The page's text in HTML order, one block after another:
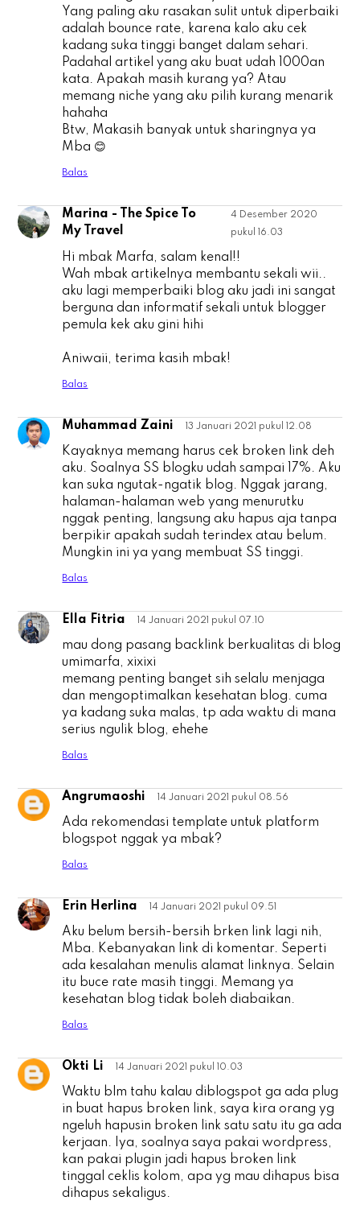
Yang paling aku rasakan sulit untuk diperbaiki
adalah bounce rate, karena kalo aku cek
kadang suka tinggi banget dalam sehari.
Padahal artikel yang aku buat udah 1000an
kata. Apakah masih kurang ya? Atau
memang niche yang aku pilih kurang menarik
hahaha
Btw, Makasih banyak untuk sharingnya ya
Mba 😊
Balas
M
Marina - The Spice To
My Travel
4 Desember 2020
pukul 16.03
Hi mbak Marfa, salam kenal!!
Wah mbak artikelnya membantu sekali wii..
aku lagi memperbaiki blog aku jadi ini sangat
berguna dan informatif sekali untuk blogger
pemula kek aku gini hihi
Aniwaii, terima kasih mbak!
Balas
M Muhammad Zaini 13 Januari 2021 pukul 12.08
Kayaknya memang harus cek broken link deh
aku. Soalnya SS blogku udah sampai 17%. Aku
kan suka ngutak-ngatik blog. Nggak jarang,
halaman-halaman web yang menurutku
nggak penting, langsung aku hapus aja tanpa
berpikir apakah sudah terindex atau belum.
Mungkin ini ya yang membuat SS tinggi.
Balas
E Ella Fitria 14 Januari 2021 pukul 07.10
mau dong pasang backlink berkualitas di blog
umimarfa, xixixi
memang penting banget sih selalu menjaga
dan mengoptimalkan kesehatan blog. cuma
ya kadang suka malas, tp ada waktu di mana
serius ngulik blog, ehehe
Balas
A Angrumaoshi 14 Januari 2021 pukul 08.56
Ada rekomendasi template untuk platform
blogspot nggak ya mbak?
Balas
E Erin Herlina 14 Januari 2021 pukul 09.51
Aku belum bersih-bersih brken link lagi nih,
Mba. Kebanyakan link di komentar. Seperti
ada kesalahan menulis alamat linknya. Selain
itu buce rate masih tinggi. Memang ya
kesehatan blog tidak boleh diabaikan.
Balas
O Okti Li 14 Januari 2021 pukul 10.03
Waktu blm tahu kalau diblogspot ga ada plug
in buat hapus broken link, saya kira orang yg
ngeluh hapusin broken link satu satu itu ga ada
kerjaan. Iya, soalnya saya pakai wordpress,
kan pakai plugin jadi hapus broken link
tinggal ceklis kolom, apa yg mau dihapus bisa
dihapus sekaligus.